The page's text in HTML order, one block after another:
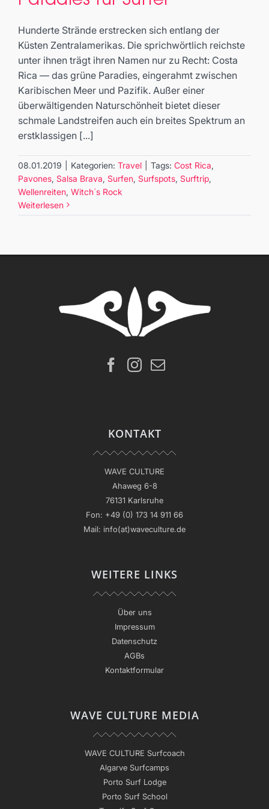
Travel
Hunderte Strände erstrecken sich entlang der
Küsten Zentralamerikas. Die sprichwörtlich reichste
unter ihnen trägt ihren Namen nur zu Recht: Costa
Rica — das grüne Paradies, eingerahmt zwischen
Karibischen Meer und Pazifik. Außer einer
überwältigenden Naturschönheit bietet dieser
schmale Landstreifen auch ein breites Spektrum an
erstklassigen [...]
08.01.2019 Kategorien: Travel Tags: Cost Rica,
Pavones, Salsa Brava, Surfen, Surfspots, Surftrip,
Wellenreiten, Witch´s Rock
Weiterlesen
KONTAKT
WAVE CULTURE
Ahaweg 6-8
76131 Karlsruhe
Fon: +49 (0) 173 14 911 66
Mail: info(at)waveculture.de
WEITERE LINKS
Über uns
Impressum
Datenschutz
AGBs
Kontaktformular
WAVE CULTURE MEDIA
WAVE CULTURE Surfcoach
Algarve Surfcamps
Porto Surf Lodge
Porto Surf School